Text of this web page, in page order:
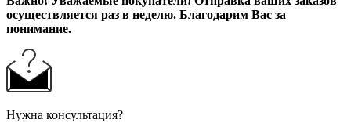
осуществляется раз в неделю. Благодарим Вас за
понимание.
Нужна консультация?